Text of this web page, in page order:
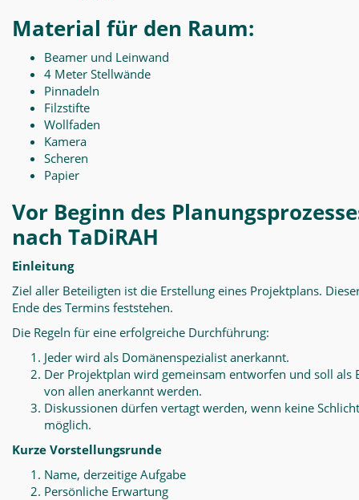
Material für den Raum:
Beamer und Leinwand
4 Meter Stellwände
Pinnadeln
Filzstifte
Wollfaden
Kamera
Scheren
Papier
Vor Beginn des
nach TaDiRAH
Einleitung
Ziel aller Beteiligten ist die Erstellung eines Projektplans.
Ende des Termins feststehen.
Die Regeln für eine erfolgreiche Durchführung:
Jeder wird als Domänenspezialist anerkannt.
Der Projektplan wird gemeinsam entworfen und soll als
von allen anerkannt werden.
Diskussionen dürfen vertagt werden, wenn keine
möglich.
Kurze Vorstellungsrunde
Name, derzeitige Aufgabe
Persönliche Erwartung